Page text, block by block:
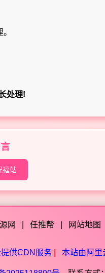
处理!
福站
网 任推帮 网站地图
供CDN服务 本站由阿里